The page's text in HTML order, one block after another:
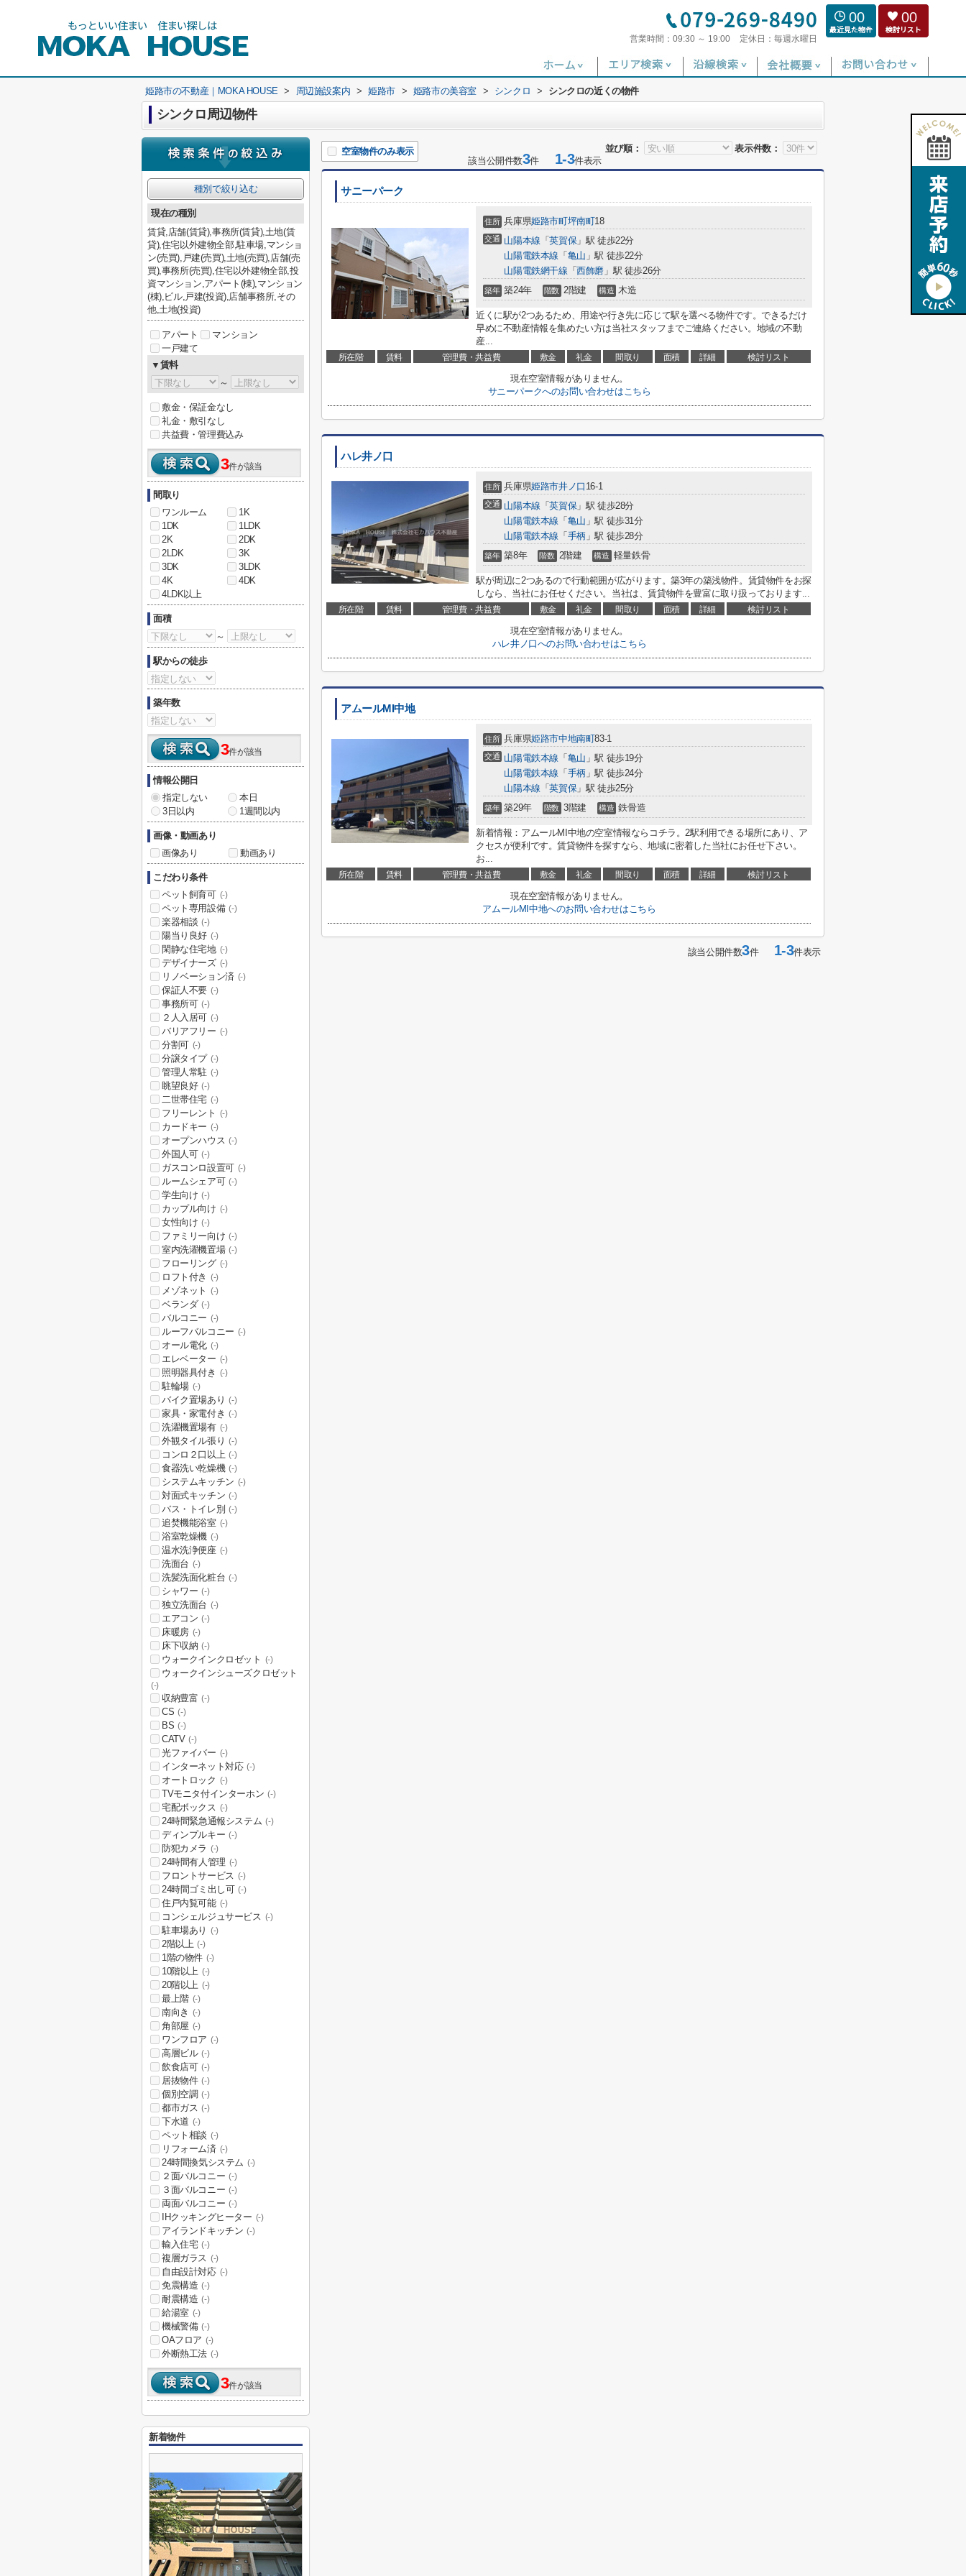
営業時間： 09:30 ～ 19:00 定休日： 毎週水曜日
00 00
姫路市の不動産｜MOKA HOUSE > 周辺施設案内 > 姫路市 > 姫路市の美容室 > シンクロ > シンクロの近くの物件
シンクロ周辺物件
並び順： 表示件数：
空室物件のみ表示
該当公開件数3件 1-3件表示
サニーパーク
住所 兵庫県姫路市町坪南町18
交通 山陽本線 「英賀保」駅 徒歩22分
山陽電鉄本線 「 亀山 」駅 徒歩22分
山陽電鉄網干線 「西飾磨 」駅 徒歩26分
築年 築24年 階数 2階建 構造 木造
近くに駅が2つあるため、用途や行き先に応じて駅を選べる物件です。できるだけ
早めに不動産情報を集めたい方は当社スタッフまでご連絡ください。地域の不動
産...
所在階 賃料 管理費・共益費 敷金 礼金 間取り 面積 詳細 検討リスト
現在空室情報がありません。
サニーパークへのお問い合わせはこちら
ハレ井ノ口
住所 兵庫県姫路市井ノ口 16-1
交通 山陽本線 「英賀保」駅 徒歩28分
山陽電鉄本線 「 亀山 」駅 徒歩31分
山陽電鉄本線 「 手柄 」駅 徒歩28分
築年 築8年 階数 2階建 構造 軽量鉄骨
駅が周辺に2つあるので行動範囲が広がります。築3年の築浅物件。賃貸物件をお探
しなら、当社にお任せください。当社は、賃貸物件を豊富に取り扱っております...
所在階 賃料 管理費・共益費 敷金 礼金 間取り 面積 詳細 検討リスト
現在空室情報がありません。
ハレ井ノ口へのお問い合わせはこちら
アムールMI中地
住所 兵庫県姫路市中地南町83-1
交通 山陽電鉄本線 「 亀山 」駅 徒歩19分
山陽電鉄本線 「 手柄 」駅 徒歩24分
山陽本線 「英賀保」駅 徒歩25分
築年 築29年 階数 3階建 構造 鉄骨造
新着情報：アムールMI中地の空室情報ならコチラ。2駅利用できる場所にあり、ア
クセスが便利です。賃貸物件を探すなら、地域に密着した当社にお任せ下さい。
お...
所在階 賃料 管理費・共益費 敷金 礼金 間取り 面積 詳細 検討リスト
現在空室情報がありません。
アムールMI中地へのお問い合わせはこちら
該当公開件数3件1-3件表示
種別で絞り込む
現在の種別
賃貸,店舗(賃貸),事務所(賃貸),土地(賃
貸),住宅以外建物全部,駐車場,マンショ
ン(売買),戸建(売買),土地(売買),店舗(売
買),事務所(売買),住宅以外建物全部,投
資マンション,アパート(棟),マンション
(棟),ビル,戸建(投資),店舗事務所,その
他,土地(投資)
アパート
マンション
一戸建て
▼賃料
～
敷金・保証金なし
礼金・敷引なし
共益費・管理費込み
3件が該当
間取り
ワンルーム
1K
1DK
1LDK
2K
2DK
2LDK
3K
3DK
3LDK
4K
4DK
4LDK以上
面積
～
駅からの徒歩
築年数
3件が該当
情報公開日
指定しない
本日
3日以内
1週間以内
画像・動画あり
画像あり
動画あり
こだわり条件
ペット飼育可 (-)
ペット専用設備 (-)
楽器相談 (-)
陽当り良好 (-)
閑静な住宅地 (-)
デザイナーズ (-)
リノベーション済 (-)
保証人不要 (-)
事務所可 (-)
２人入居可 (-)
バリアフリー (-)
分割可 (-)
分譲タイプ (-)
管理人常駐 (-)
眺望良好 (-)
二世帯住宅 (-)
フリーレント (-)
カードキー (-)
オープンハウス (-)
外国人可 (-)
ガスコンロ設置可 (-)
ルームシェア可 (-)
学生向け (-)
カップル向け (-)
女性向け (-)
ファミリー向け (-)
室内洗濯機置場 (-)
フローリング (-)
ロフト付き (-)
メゾネット (-)
ベランダ (-)
バルコニー (-)
ルーフバルコニー (-)
オール電化 (-)
エレベーター (-)
照明器具付き (-)
駐輪場 (-)
バイク置場あり (-)
家具・家電付き (-)
洗濯機置場有 (-)
外観タイル張り (-)
コンロ２口以上 (-)
食器洗い乾燥機 (-)
システムキッチン (-)
対面式キッチン (-)
バス・トイレ別 (-)
追焚機能浴室 (-)
浴室乾燥機 (-)
温水洗浄便座 (-)
洗面台 (-)
洗髪洗面化粧台 (-)
シャワー (-)
独立洗面台 (-)
エアコン (-)
床暖房 (-)
床下収納 (-)
ウォークインクロゼット (-)
ウォークインシューズクロゼット
(-)
収納豊富 (-)
CS (-)
BS (-)
CATV (-)
光ファイバー (-)
インターネット対応 (-)
オートロック (-)
TVモニタ付インターホン (-)
宅配ボックス (-)
24時間緊急通報システム (-)
ディンプルキー (-)
防犯カメラ (-)
24時間有人管理 (-)
フロントサービス (-)
24時間ゴミ出し可 (-)
住戸内覧可能 (-)
コンシェルジュサービス (-)
駐車場あり (-)
2階以上 (-)
1階の物件 (-)
10階以上 (-)
20階以上 (-)
最上階 (-)
南向き (-)
角部屋 (-)
ワンフロア (-)
高層ビル (-)
飲食店可 (-)
居抜物件 (-)
個別空調 (-)
都市ガス (-)
下水道 (-)
ペット相談 (-)
リフォーム済 (-)
24時間換気システム (-)
２面バルコニー (-)
３面バルコニー (-)
両面バルコニー (-)
IHクッキングヒーター (-)
アイランドキッチン (-)
輸入住宅 (-)
複層ガラス (-)
自由設計対応 (-)
免震構造 (-)
耐震構造 (-)
給湯室 (-)
機械警備 (-)
OAフロア (-)
外断熱工法 (-)
3件が該当
新着物件